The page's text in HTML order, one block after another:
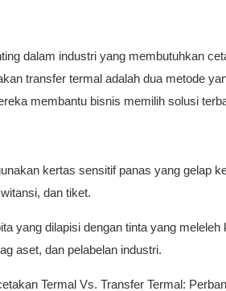
dalam industri yang membutuhkan
transfer termal adalah dua metode
membantu bisnis memilih solusi
kertas sensitif panas yang gelap
dan tiket.
yang dilapisi dengan tinta yang
aset, dan pelabelan industri.